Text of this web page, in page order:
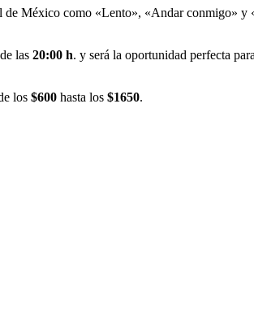
México como «Lento», «Andar conmigo»
las 20:00 h. y será la oportunidad perfecta
los $600 hasta los $1650.